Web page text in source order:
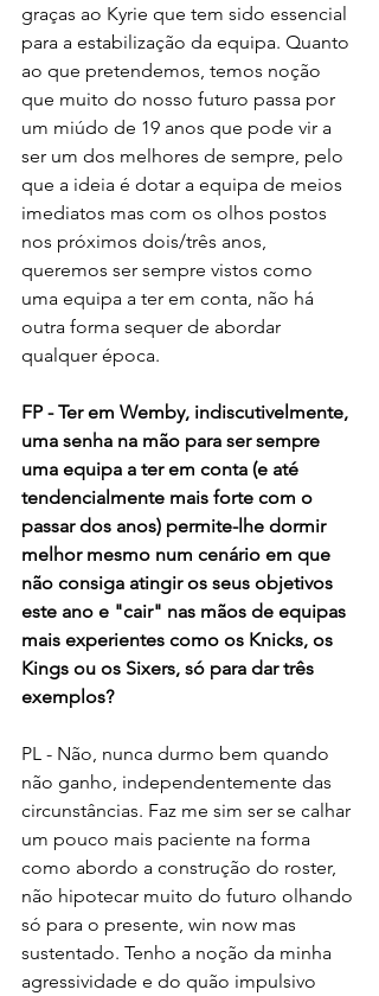
graças ao Kyrie que tem sido essencial
para a estabilização da equipa. Quanto
ao que pretendemos, temos noção
que muito do nosso futuro passa por
um miúdo de 19 anos que pode vir a
ser um dos melhores de sempre, pelo
que a ideia é dotar a equipa de meios
imediatos mas com os olhos postos
nos próximos dois/três anos,
queremos ser sempre vistos como
uma equipa a ter em conta, não há
outra forma sequer de abordar
qualquer época.
FP - Ter em Wemby, indiscutivelmente,
uma senha na mão para ser sempre
uma equipa a ter em conta (e até
tendencialmente mais forte com o
passar dos anos) permite-lhe dormir
melhor mesmo num cenário em que
não consiga atingir os seus objetivos
este ano e "cair" nas mãos de equipas
mais experientes como os Knicks, os
Kings ou os Sixers, só para dar três
exemplos?
PL - Não, nunca durmo bem quando
não ganho, independentemente das
circunstâncias. Faz me sim ser se calhar
um pouco mais paciente na forma
como abordo a construção do roster,
não hipotecar muito do futuro olhando
só para o presente, win now mas
sustentado. Tenho a noção da minha
agressividade e do quão impulsivo